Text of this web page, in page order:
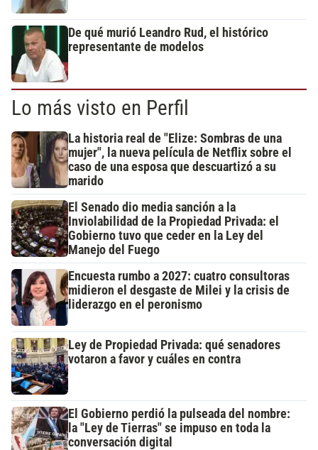
De qué murió Leandro Rud, el histórico
representante de modelos
Lo más visto en Perfil
La historia real de "Elize: Sombras de una
mujer", la nueva película de Netflix sobre el
caso de una esposa que descuartizó a su
marido
El Senado dio media sanción a la
Inviolabilidad de la Propiedad Privada: el
Gobierno tuvo que ceder en la Ley del
Manejo del Fuego
Encuesta rumbo a 2027: cuatro consultoras
midieron el desgaste de Milei y la crisis de
liderazgo en el peronismo
Ley de Propiedad Privada: qué senadores
votaron a favor y cuáles en contra
El Gobierno perdió la pulseada del nombre:
la "Ley de Tierras" se impuso en toda la
conversación digital